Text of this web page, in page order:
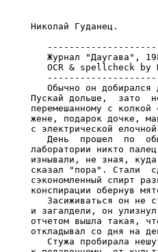
Николай Гуданец.
Журнал "Даугава",
OCR & spellcheck by
Обычно он добирался
Пускай дольше,  зато
перемешанному с
жене, подарок дочке,
с электрической
День  прошел  по
лаборатории никто
изнывали, не зная,
сказал "пора". Стали
сэкономленный спирт
конспирации обернув
Засиживаться он не
и загалдели, он
отчетом вышла такая,
откладывал со дня на
Стужа пробирала